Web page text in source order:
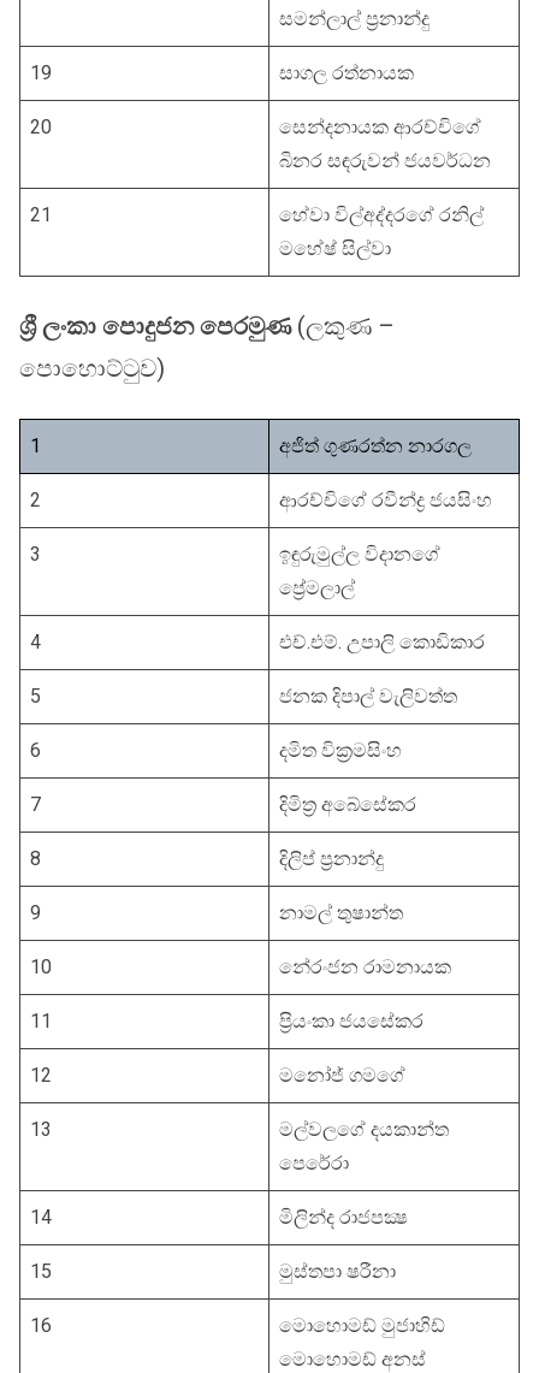
සමන්ලාල් ප්‍රනාන්දු
19 සාගල රත්නායක
20
සෙන්දනායක ආරච්චිගේ
බිනර සඳරුවන් ‍ජයවර්ධන
21
හේවා විල්අද්දරගේ රනිල්
මහේෂ් සිල්වා
ශ්‍රී ලංකා පොදුජන පෙරමුණ(ලකුණ –
පොහොට්ටුව)
1 අජිත් ගුණරත්න නාරගල
2 ආරච්චිගේ රවීන්ද්‍ර ජයසිංහ
3
ඉඳුරුමුල්ල විදානගේ
ප්‍රේමලාල්
4 එච්.එම්. උපාලි කොඩිකාර
5 ‍ජනක දිපාල් වැලිවත්ත
6 දමිත වික්‍රමසිංහ
7 දිමිත්‍ර අබේසේකර
8 දිලිප් ප්‍රනාන්දු
9 නාමල් තුෂාන්ත
10 නේරං‍ජන රාමනායක
11 ප්‍රියංකා ජයසේකර
12 මනෝජ් ගමගේ
13
මල්වලගේ දයකාන්ත
පෙරේරා
14 මිලින්ද රාජපක්‍ෂ
15 මුස්තපා ෂරීනා
16
මොහොමඩ් මු‍ජාහිඩ්
මොහොමඩ් අනස්